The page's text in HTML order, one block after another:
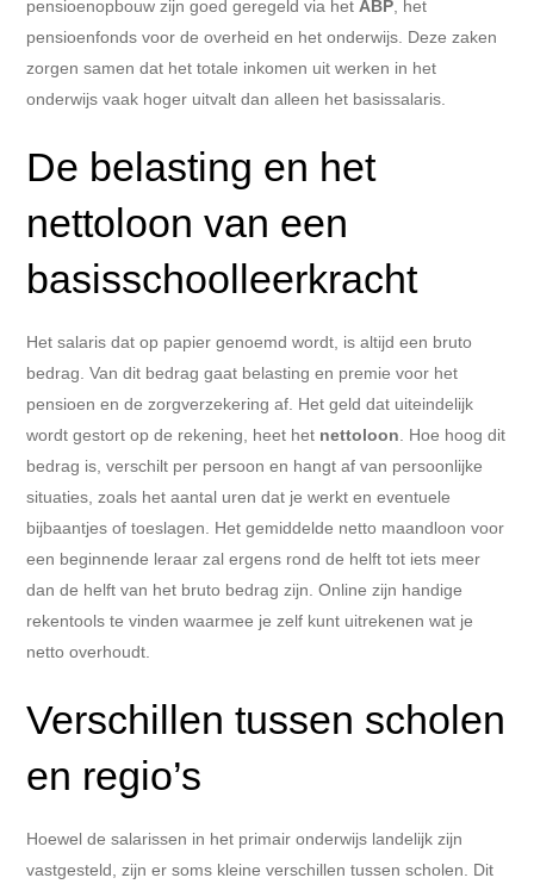
pensioenopbouw zijn goed geregeld via het ABP , het
pensioenfonds voor de overheid en het onderwijs. Deze zaken
zorgen samen dat het totale inkomen uit werken in het
onderwijs vaak hoger uitvalt dan alleen het basissalaris.
De belasting en het
nettoloon van een
basisschoolleerkracht
Het salaris dat op papier genoemd wordt, is altijd een bruto
bedrag. Van dit bedrag gaat belasting en premie voor het
pensioen en de zorgverzekering af. Het geld dat uiteindelijk
wordt gestort op de rekening, heet het nettoloon . Hoe hoog dit
bedrag is, verschilt per persoon en hangt af van persoonlijke
situaties, zoals het aantal uren dat je werkt en eventuele
bijbaantjes of toeslagen. Het gemiddelde netto maandloon voor
een beginnende leraar zal ergens rond de helft tot iets meer
dan de helft van het bruto bedrag zijn. Online zijn handige
rekentools te vinden waarmee je zelf kunt uitrekenen wat je
netto overhoudt.
Verschillen tussen scholen
en regio’s
Hoewel de salarissen in het primair onderwijs landelijk zijn
vastgesteld, zijn er soms kleine verschillen tussen scholen. Dit